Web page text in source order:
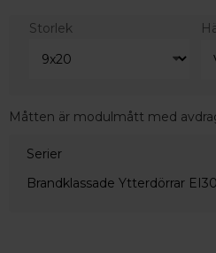
Storlek
Måtten är modulmått med
Serier
Brandklassade Ytterdörrar EI30